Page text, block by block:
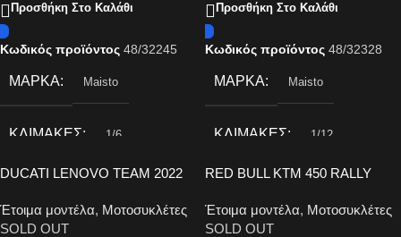
Προσθήκη Στο Καλάθι
Κωδικός προϊόντος 48/32245
ΜΆΡΚΑ Maisto
ΚΛΊΜΑΚΕΣ 1/6
Προσθήκη Στο Καλάθι
Κωδικός προϊόντος 48/32328
ΜΆΡΚΑ Maisto
ΚΛΊΜΑΚΕΣ 1/12
DUCATI LENOVO TEAM 2022
Έτοιμα μοντέλα, Μοτοσυκλέτες
SOLD OUT
RED BULL KTM 450 RALLY
Έτοιμα μοντέλα, Μοτοσυκλέτες
SOLD OUT